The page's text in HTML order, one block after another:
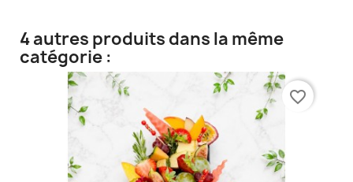
4 autres produits dans la même
catégorie :
favorite_border